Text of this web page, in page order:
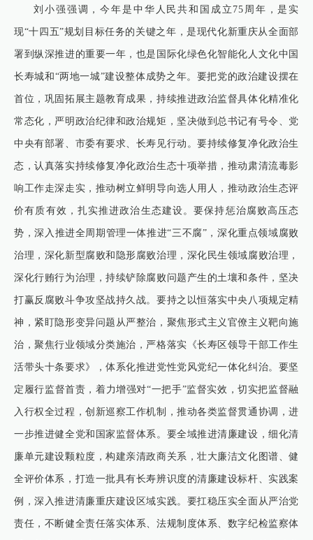
刘小强强调，今年是中华人民共和国成立75周年，是实
现“十四五”规划目标任务的关键之年，是现代化新重庆从全面部
署到纵深推进的重要一年，也是国际化绿色化智能化人文化中国
长寿城和“两地一城”建设整体成势之年。要把党的政治建设摆在
首位，巩固拓展主题教育成果，持续推进政治监督具体化精准化
常态化，严明政治纪律和政治规矩，坚决做到总书记有号令、党
中央有部署、市委有要求、长寿见行动。要持续修复净化政治生
态，认真落实持续修复净化政治生态十项举措，推动肃清流毒影
响工作走深走实，推动树立鲜明导向选人用人，推动政治生态评
价有质有效，扎实推进政治生态建设。要保持惩治腐败高压态
势，深入推进全周期管理一体推进“三不腐”，深化重点领域腐败
治理，深化新型腐败和隐形腐败治理，深化民生领域腐败治理，
深化行贿行为治理，持续铲除腐败问题产生的土壤和条件，坚决
打赢反腐败斗争攻坚战持久战。要持之以恒落实中央八项规定精
神，紧盯隐形变异问题从严整治，聚焦形式主义官僚主义靶向施
治，聚焦行业领域分类施治，严格落实《长寿区领导干部工作生
活带头十条要求》，体系化推进党性党风党纪一体化纠治。要坚
定履行监督首责，着力增强对“一把手”监督实效，切实把监督融
入行权全过程，创新巡察工作机制，推动各类监督贯通协调，进
一步推进健全党和国家监督体系。要全域推进清廉建设，细化清
廉单元建设颗粒度，构建亲清政商关系，壮大廉洁文化图谱、健
全评价体系，打造一批具有长寿辨识度的清廉建设标杆、实践案
例，深入推进清廉重庆建设区域实践。要扛稳压实全面从严治党
责任，不断健全责任落实体系、法规制度体系、数字纪检监察体